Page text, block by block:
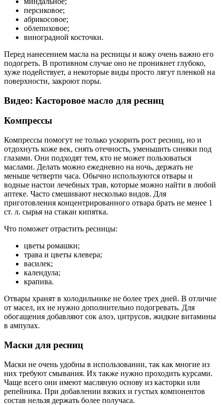
персиковое;
абрикосовое;
облепиховое;
виноградной косточки.
Перед нанесением масла на ресницы и кожу очень важно его
подогреть. В противном случае оно не проникнет глубоко,
хуже подействует, а некоторые виды просто лягут пленкой на
поверхности, закроют поры.
Видео: Касторовое масло для ресниц
Компрессы
Компрессы помогут не только ускорить рост ресниц, но и
отдохнуть коже век, снять отечность, уменьшить синяки под
глазами. Они подходят тем, кто не может пользоваться
маслами. Делать можно ежедневно на ночь, держать не
меньше четверти часа. Обычно используются отвары и
водные настои лечебных трав, которые можно найти в любой
аптеке. Часто смешивают несколько видов. Для
приготовления концентрированного отвара брать не менее 1
ст. л. сырья на стакан кипятка.
Что поможет отрастить ресницы:
цветы ромашки;
трава и цветы клевера;
василек;
календула;
крапива.
Отвары хранят в холодильнике не более трех дней. В отличие
от масел, их не нужно дополнительно подогревать. Для
обогащения добавляют сок алоэ, цитрусов, жидкие витамины
в ампулах.
Маски для ресниц
Маски не очень удобны в использовании, так как многие из
них требуют смывания. Их также нужно проходить курсами.
Чаще всего они имеют масляную основу из касторки или
репейника. При добавлении вязких и густых компонентов
состав нельзя держать более получаса.